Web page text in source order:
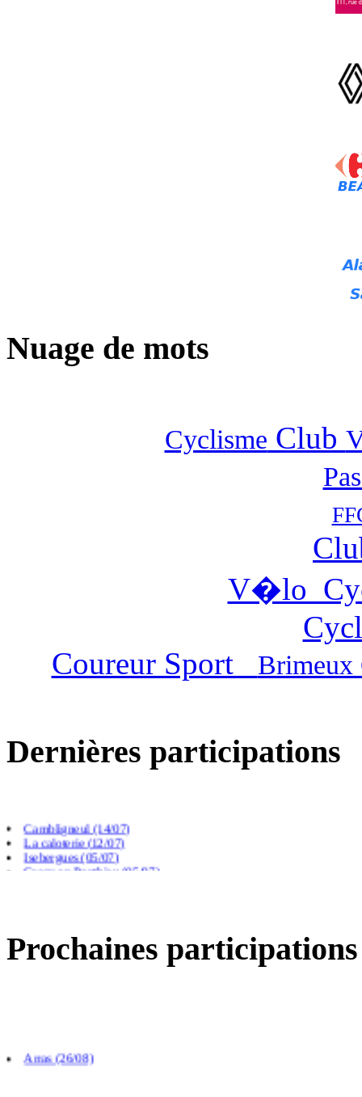
Nuage de mots
Cyclisme Club
V�lo
Coureur Sport
Brimeux
Dernières participations
La caloterie (12/07)
Isebergues (05/07)
Crecy en Ponthieu (05/07)
Prochaines participations
Arras (26/08)
Calais (04/09)